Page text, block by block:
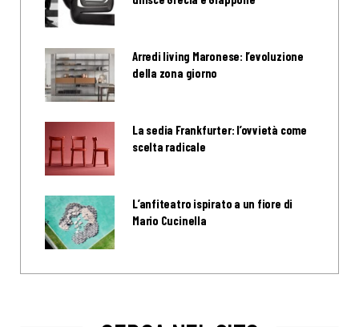
Arredi living Maronese: l’evoluzione
della zona giorno
La sedia Frankfurter: l’ovvietà come
scelta radicale
L’anfiteatro ispirato a un fiore di
Mario Cucinella